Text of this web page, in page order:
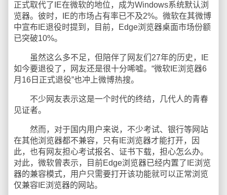
正式取代了IE在微软的地位，成为Windows系统默认浏
览器。彼时，IE的市场占有率已不及2%。微软在其微博
中宣布IE退役时提到，目前，Edge浏览器桌面市场份额
已突破10%。
虽然这么多不足，但陪伴了网友们27年的历史，IE
如今要退役了，网友还是很十分唏嘘。“微软IE浏览器6
月16日正式退役”也冲上微博热搜。
不少网友表示这是一个时代的终结，几代人的青春
见证者。
然而，对于国内用户来说，不少考试、银行等网站
在其他浏览器都不兼容，只有IE浏览器才能打开，因
此，也有网友担心考试报名、证书下载，担心怎么办。
对此，微软曾表示，目前Edge浏览器已经内置了IE浏览
器的兼容模式，用户只需要打开该功能就可以正常浏览
仅兼容IE浏览器的网站。